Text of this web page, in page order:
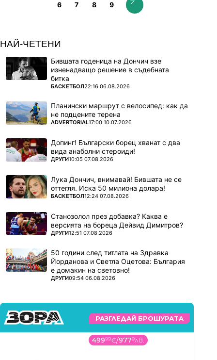
6 7 8 9
НАЙ-ЧЕТЕНИ
Бившата годеница на Дончич взе
изненадващо решение в съдебната
битка
ПОВЕЧЕ ОТ
БАСКЕТБОЛ22:16 06.08.2026
Планински маршрут с велосипед: как да
не подцените терена
ПОВЕЧЕ ОТ
ADVERTORIAL17:00 10.07.2026
Допинг! Български борец хванат с два
вида анаболни стероиди!
ПОВЕЧЕ ОТ
ДРУГИ10:05 07.08.2026
Лука Дончич, внимавай! Бившата не се
оттегля. Иска 50 милиона долара!
ПОВЕЧЕ ОТ
БАСКЕТБОЛ12:24 07.08.2026
Станозолол през добавка? Каква е
версията на бореца Дейвид Димитров?
ПОВЕЧЕ ОТ
ДРУГИ12:51 07.08.2026
50 години след титлата на Здравка
Йорданова и Светла Оцетова: България
е домакин на световно!
ПОВЕЧЕ ОТ
ДРУГИ09:54 06.08.2026
РАЗГЛЕДАЙ БРОШУРАТА
49999€/9779лв.